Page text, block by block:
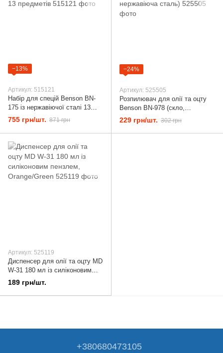
−13%
Артикул: 515121
Набір для спецій Benson BN-
175 із нержавіючої сталі 13
предметів
755 грн/шт. 871 грн
−24%
Артикул: 525505
Розпилювач для олії та оцту
Benson BN-978 (скло,
нержавіюча сталь)
229 грн/шт. 302 грн
Артикул: 525119
Диспенсер для олії та оцту MD
W-31 180 мл із силіконовим
пензлем, Orange/Green
189 грн/шт.
+380680473105